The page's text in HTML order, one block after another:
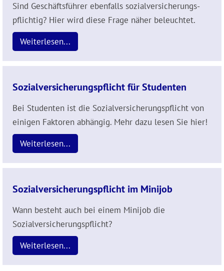
Sind Geschäftsführer ebenfalls sozialversicherungs­
pflichtig? Hier wird diese Frage näher beleuchtet.
Weiterlesen...
Sozialversicherungspflicht für Studenten
Bei Studenten ist die Sozialversicherungspflicht von
einigen Faktoren abhängig. Mehr dazu lesen Sie hier!
Weiterlesen...
Sozialversicherungspflicht im Minijob
Wann besteht auch bei einem Minijob die
Sozialversicherungspflicht?
Weiterlesen...